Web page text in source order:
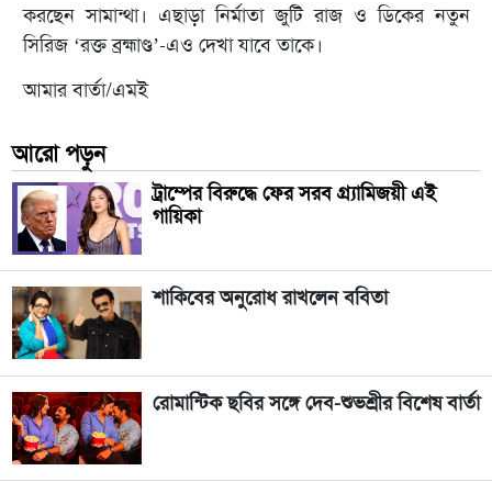
করছেন সামান্থা। এছাড়া নির্মাতা জুটি রাজ ও ডিকের নতুন
সিরিজ ‘রক্ত ব্রহ্মাণ্ড’-এও দেখা যাবে তাকে।
আমার বার্তা/এমই
আরো পড়ুন
ট্রাম্পের বিরুদ্ধে ফের সরব গ্র্যামিজয়ী এই
গায়িকা
শাকিবের অনুরোধ রাখলেন ববিতা
রোমান্টিক ছবির সঙ্গে দেব-শুভশ্রীর বিশেষ বার্তা